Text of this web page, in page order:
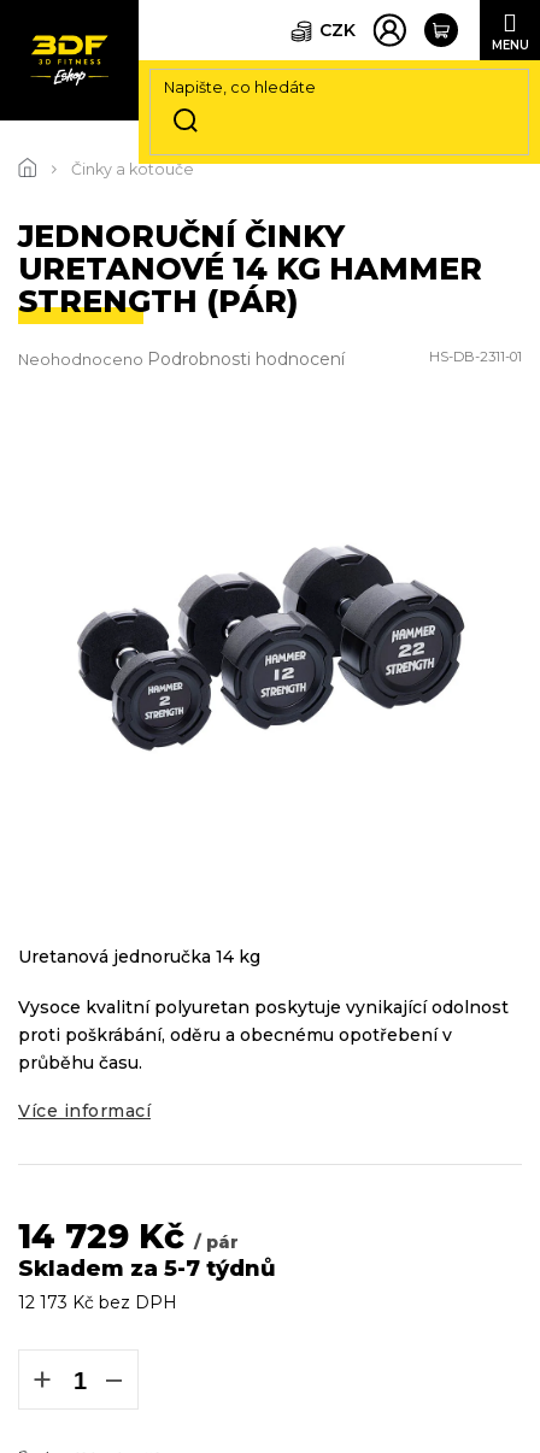
na
CZK
Činky a kotouče
JEDNORUČNÍ ČINKY
URETANOVÉ 14 KG HAMMER
STRENGTH (PÁR)
HS-DB-2311-01
Průměrné
Neohodnoceno Podrobnosti hodnocení
14 729 Kč / pár
Skladem za 5-7 týdnů
12 173 Kč bez DPH
+ −
Uretanová jednoručka 14 kg
Vysoce kvalitní polyuretan poskytuje vynikající odolnost
proti poškrábání, oděru a obecnému opotřebení v
průběhu času.
Více informací